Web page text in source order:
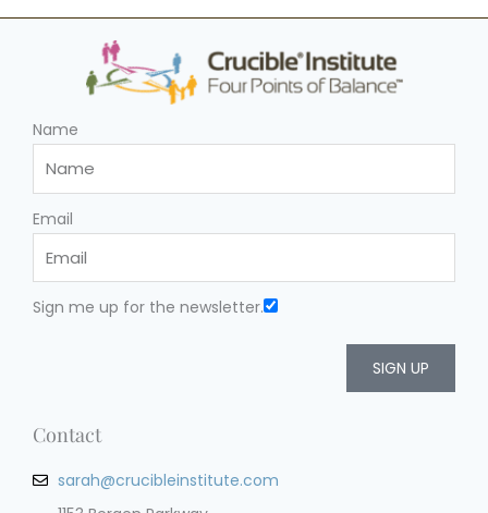
Name
Email
Sign me up for the newsletter.
SIGN UP
Contact
sarah@crucibleinstitute.com